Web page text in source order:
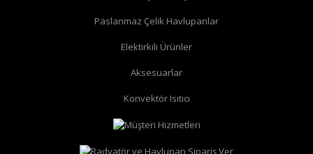
Paslanmaz Çelik Havlupanlar
Elektirkili Ürünler
Aksesuarlar
Konvektör Isıtıcı